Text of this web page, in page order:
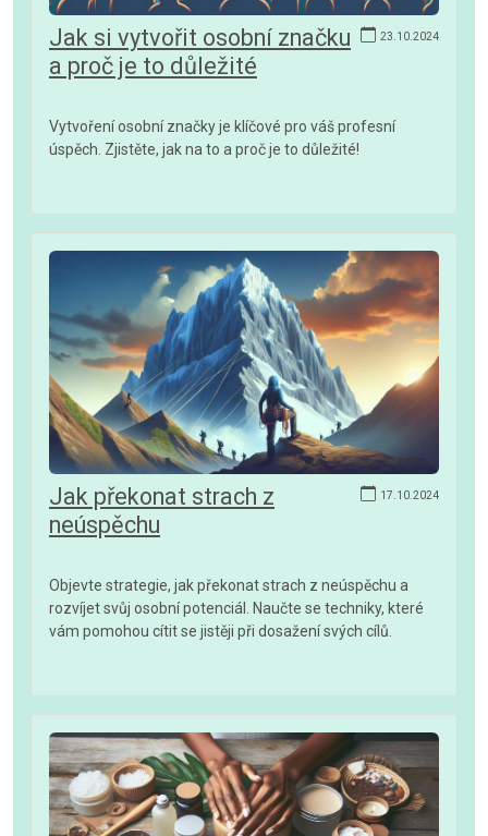
23.10.2024
Jak si vytvořit osobní značku
a proč je to důležité
Vytvoření osobní značky je klíčové pro váš profesní
úspěch. Zjistěte, jak na to a proč je to důležité!
17.10.2024
Jak překonat strach z
neúspěchu
Objevte strategie, jak překonat strach z neúspěchu a
rozvíjet svůj osobní potenciál. Naučte se techniky, které
vám pomohou cítit se jistěji při dosažení svých cílů.